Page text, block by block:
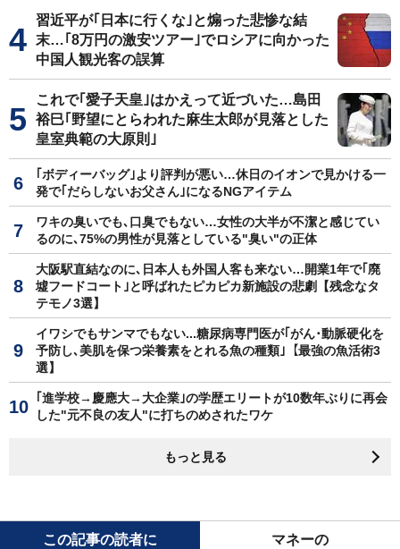
習近平が｢日本に行くな｣と煽った悲惨な結
末…｢8万円の激安ツアー｣でロシアに向かった
中国人観光客の誤算
これで｢愛子天皇｣はかえって近づいた…島田
裕巳｢野望にとらわれた麻生太郎が見落とした
皇室典範の大原則｣
｢ボディーバッグ｣より評判が悪い…休日のイオンで見かける一
発で｢だらしないお父さん｣になるNGアイテム
ワキの臭いでも､口臭でもない…女性の大半が不潔と感じてい
るのに､75%の男性が見落としている"臭い"の正体
大阪駅直結なのに､日本人も外国人客も来ない…開業1年で｢廃
墟フードコート｣と呼ばれたピカピカ新施設の悲劇【残念なタ
テモノ3選】
イワシでもサンマでもない...糖尿病専門医が｢がん･動脈硬化を
予防し､美肌を保つ栄養素をとれる魚の種類｣【最強の魚活術3
選】
｢進学校→慶應大→大企業｣の学歴エリートが10数年ぶりに再会
した"元不良の友人"に打ちのめされたワケ
もっと見る
この記事の読者に マネーの